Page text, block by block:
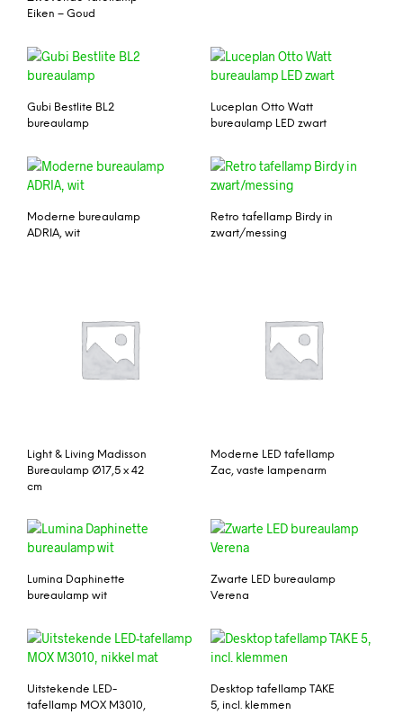
Eiken – Goud
Gubi Bestlite BL2
bureaulamp
Luceplan Otto Watt
bureaulamp LED zwart
Moderne bureaulamp
ADRIA, wit
Retro tafellamp Birdy in
zwart/messing
Light & Living Madisson
Bureaulamp Ø17,5 x 42
cm
Moderne LED tafellamp
Zac, vaste lampenarm
Lumina Daphinette
bureaulamp wit
Zwarte LED bureaulamp
Verena
Uitstekende LED-
tafellamp MOX M3010,
Desktop tafellamp TAKE
5, incl. klemmen